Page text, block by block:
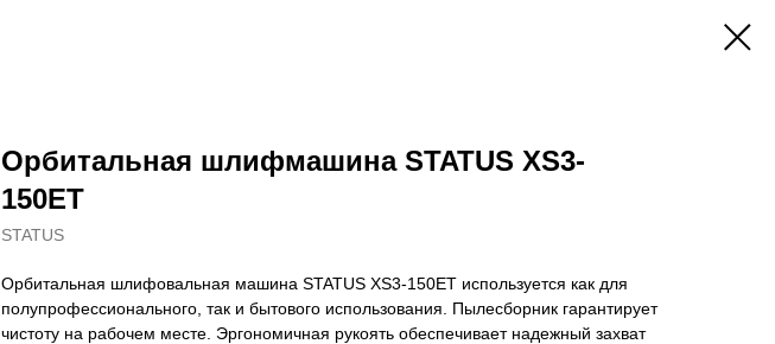
Орбитальная шлифмашина STATUS XS3-
150ET
STATUS
Орбитальная шлифовальная машина STATUS XS3-150ET используется как для
полупрофессионального, так и бытового использования. Пылесборник гарантирует
чистоту на рабочем месте. Эргономичная рукоять обеспечивает надежный захват